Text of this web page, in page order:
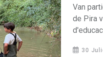
Van
de Pira
30